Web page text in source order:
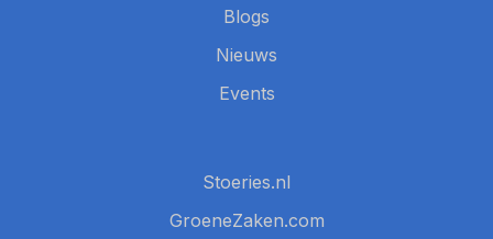
Blogs
Nieuws
Events
Stoeries.nl
GroeneZaken.com